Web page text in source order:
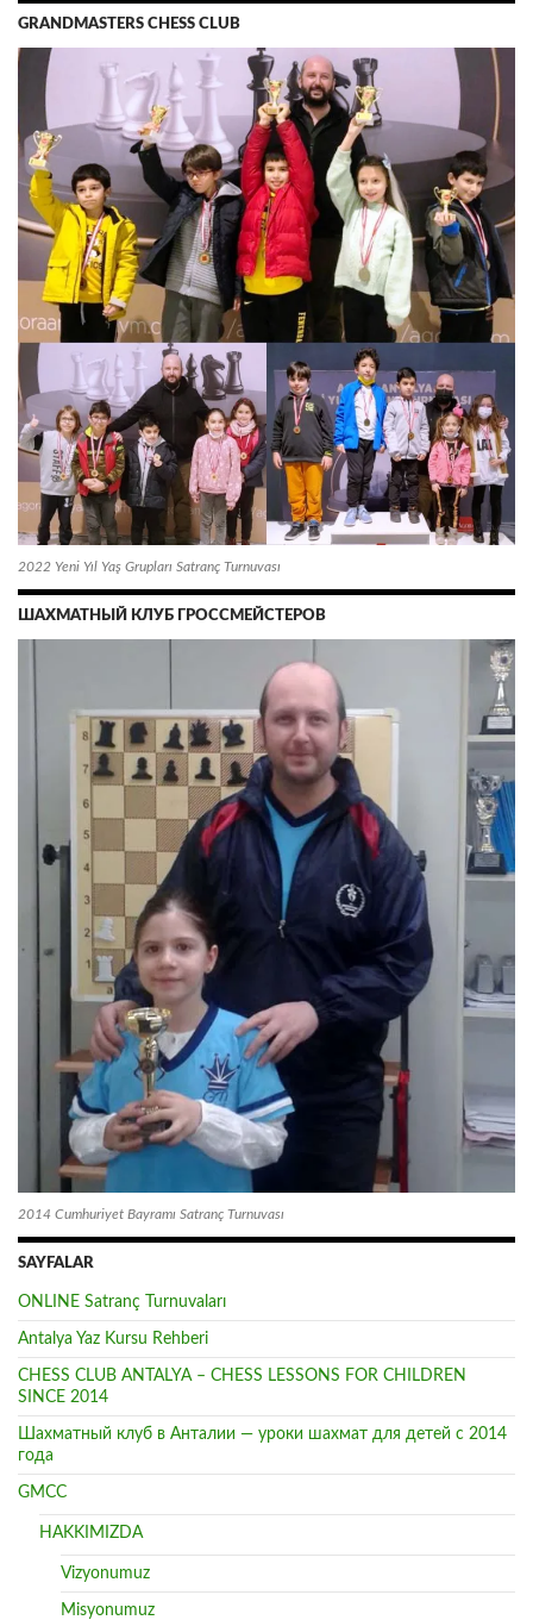
GRANDMASTERS CHESS CLUB
2022 Yeni Yıl Yaş Grupları Satranç Turnuvası
ШАХМАТНЫЙ КЛУБ ГРОССМЕЙСТЕРОВ
2014 Cumhuriyet Bayramı Satranç Turnuvası
SAYFALAR
ONLINE Satranç Turnuvaları
Antalya Yaz Kursu Rehberi
CHESS CLUB ANTALYA – CHESS LESSONS FOR CHILDREN
SINCE 2014
Шахматный клуб в Анталии — уроки шахмат для детей с 2014
года
GMCC
HAKKIMIZDA
Vizyonumuz
Misyonumuz